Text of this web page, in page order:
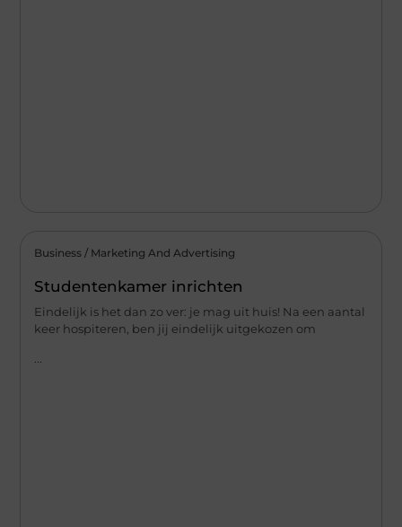
Business / Marketing And Advertising
Studentenkamer inrichten
Eindelijk is het dan zo ver: je mag uit huis! Na een aantal
keer hospiteren, ben jij eindelijk uitgekozen om